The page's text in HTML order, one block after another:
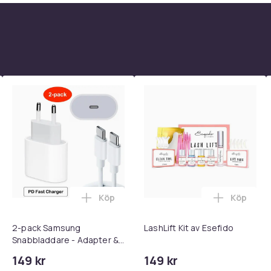
Full HD
med 2M USB-C till USB-C kabel i varukorgen
iPhone Laddare Snabbladdare - Adapter + Kabel 25W
2-pack Samsung
Snabbladdare - Adapter &
149 kr
Lägg till 2-pack Samsung
Köp
LashLift Kit av Esefido
149 kr
Lägg till
Köp